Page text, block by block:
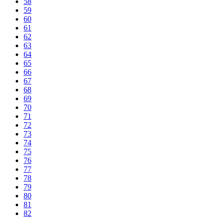
59
60
61
62
63
64
65
66
67
68
69
70
71
72
73
74
75
76
77
78
79
80
81
82